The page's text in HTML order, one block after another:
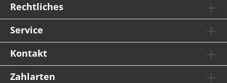
Rechtliches
Service
Kontakt
Zahlarten